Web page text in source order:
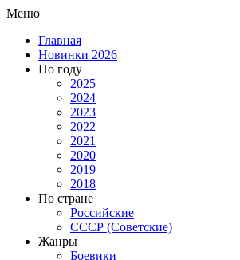
Меню
Главная
Новинки 2026
По году
2025
2024
2023
2022
2021
2020
2019
2018
По стране
Российские
СССР (Советские)
Жанры
Боевики